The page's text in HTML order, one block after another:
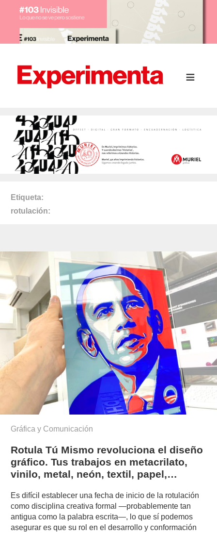
Etiqueta
rotulación
Gráfica y Comunicación
Rotula Tú Mismo revoluciona el diseño
gráfico. Tus trabajos en metacrilato,
vinilo, metal, neón, textil, papel,…
Es difícil establecer una fecha de inicio de la rotulación
como disciplina creativa formal —probablemente tan
antigua como la palabra escrita—, lo que sí podemos
asegurar es que su rol en el desarrollo y conformación